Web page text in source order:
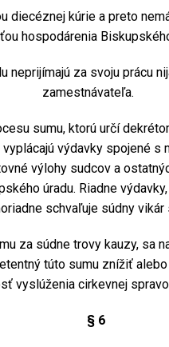
kúrie a preto
hospodárenia
za svoju prácu
zamestnávateľa.
sumu, ktorú určí
výdavky spojené
výlohy sudcov a
úradu. Riadne
schvaľuje súdny
za súdne trovy kauzy, sa
túto sumu znížiť
vyslúženia cirkevnej
§ 6